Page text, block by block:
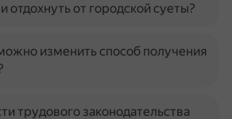
отдохнуть от городской суеты?
изменить способ получения
трудового законодательства